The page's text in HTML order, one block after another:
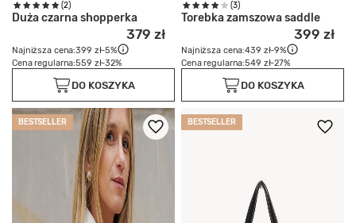
(2)
Duża czarna shopperka
379 zł
Najniższa cena:399 zł-5%
Cena regularna:559 zł-32%
DO KOSZYKA
(3)
Torebka zamszowa saddle
399 zł
Najniższa cena:439 zł-9%
Cena regularna:549 zł-27%
DO KOSZYKA
BESTSELLER BESTSELLER